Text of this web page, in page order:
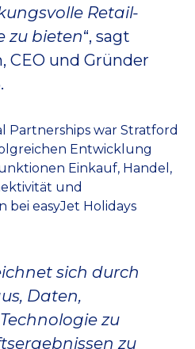
Retail-
zu bieten“, sagt
CEO und Gründer
Partnerships war Stratford
Entwicklung
Einkauf, Handel,
und
bei easyJet Holidays
sich durch
Daten,
zu
zu